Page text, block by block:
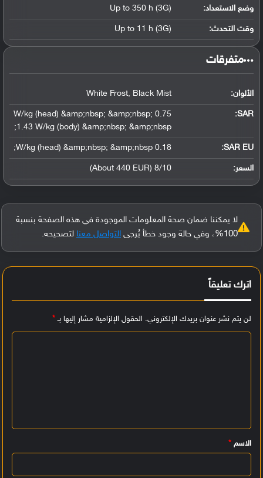
وضع الاستعداد: Up to 350 h (3G)
وقت التحدث: Up to 11 h (3G)
‏متفرقات‏
الألوان: White Frost, Black Mist
SAR
:
0.75 W/kg (head) &amp;nbsp; &amp;nbsp;
1.43 W/kg (body) &amp;nbsp; &amp;nbsp;
SAR EU:
0.18 W/kg (head) &amp;nbsp; &amp;nbsp;
السعر: 8/10 (About 440 EUR)
لا يمكننا ضمان صحة المعلومات الموجودة في هذه الصفحة بنسبة
100%، وفي حالة وجود خطأ يُرجى
التواصل معنا لتصحيحه.
اترك تعليقاً
لن يتم نشر عنوان بريدك الإلكتروني. الحقول الإلزامية مشار إليها بـ*
ي
ق
الاسم *